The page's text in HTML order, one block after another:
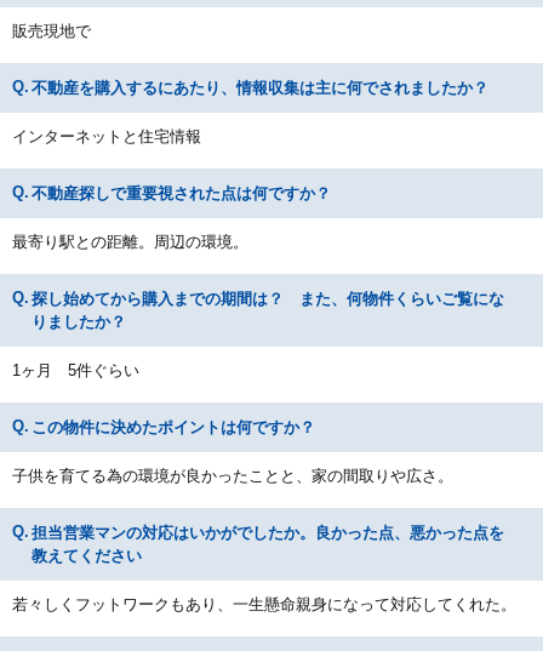
販売現地で
不動産を購入するにあたり、情報収集は主に何でされましたか？
インターネットと住宅情報
不動産探しで重要視された点は何ですか？
最寄り駅との距離。周辺の環境。
探し始めてから購入までの期間は？ また、何物件くらいご覧にな
りましたか？
1ヶ月 5件ぐらい
この物件に決めたポイントは何ですか？
子供を育てる為の環境が良かったことと、家の間取りや広さ。
担当営業マンの対応はいかがでしたか。良かった点、悪かった点を
教えてください
若々しくフットワークもあり、一生懸命親身になって対応してくれた。